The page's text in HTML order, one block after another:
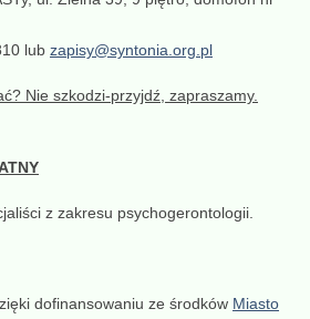
lub zapisy@syntonia.org.pl
Nie szkodzi-przyjdź, zapraszamy.
z zakresu psychogerontologii.
dofinansowaniu ze środków Miasto